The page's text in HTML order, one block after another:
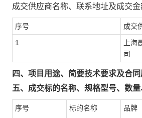
成交供应商名称、联系地址及成交金
序号 成交
1
上海
司
四、项目用途、简要技术要求及合
五、成交标的名称、规格型号、数
序号 标的名称 品牌